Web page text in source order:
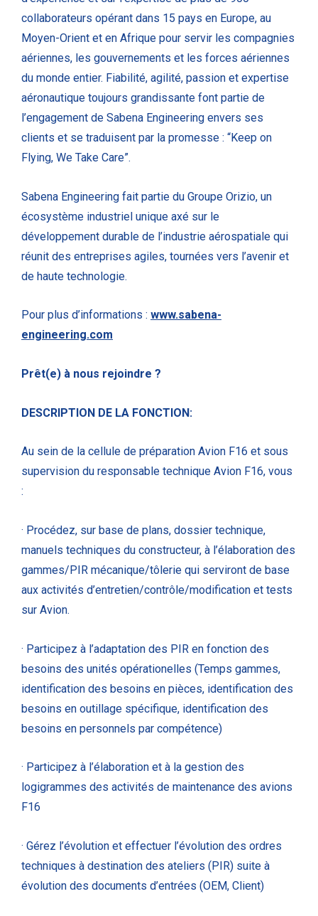
collaborateurs opérant dans 15 pays en Europe, au
Moyen-Orient et en Afrique pour servir les compagnies
aériennes, les gouvernements et les forces aériennes
du monde entier. Fiabilité, agilité, passion et expertise
aéronautique toujours grandissante font partie de
l’engagement de Sabena Engineering envers ses
clients et se traduisent par la promesse : “Keep on
Flying, We Take Care”.
Sabena Engineering fait partie du Groupe Orizio, un
écosystème industriel unique axé sur le
développement durable de l’industrie aérospatiale qui
réunit des entreprises agiles, tournées vers l’avenir et
de haute technologie.
Pour plus d’informations : www.sabena-
engineering.com
Prêt(e) à nous rejoindre ?
DESCRIPTION DE LA FONCTION:
Au sein de la cellule de préparation Avion F16 et sous
supervision du responsable technique Avion F16, vous
:
· Procédez, sur base de plans, dossier technique,
manuels techniques du constructeur, à l’élaboration des
gammes/PIR mécanique/tôlerie qui serviront de base
aux activités d’entretien/contrôle/modification et tests
sur Avion.
· Participez à l’adaptation des PIR en fonction des
besoins des unités opérationelles (Temps gammes,
identification des besoins en pièces, identification des
besoins en outillage spécifique, identification des
besoins en personnels par compétence)
· Participez à l’élaboration et à la gestion des
logigrammes des activités de maintenance des avions
F16
· Gérez l’évolution et effectuer l’évolution des ordres
techniques à destination des ateliers (PIR) suite à
évolution des documents d’entrées (OEM, Client)